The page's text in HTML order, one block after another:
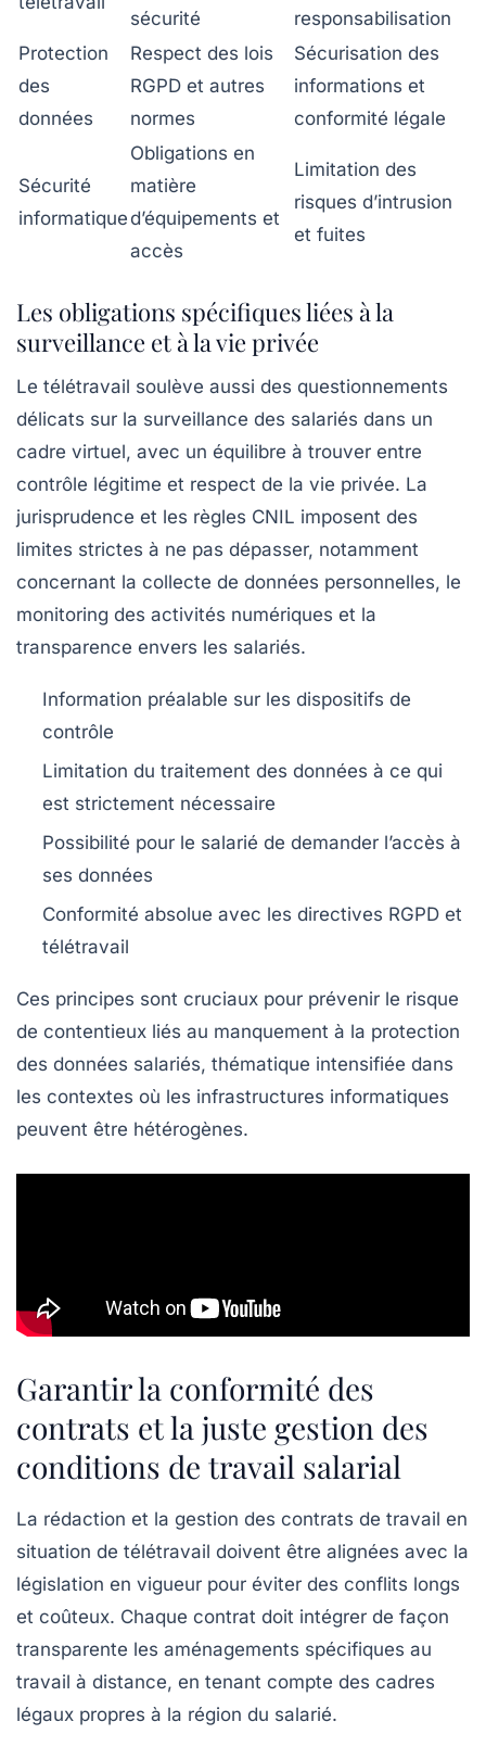
sécurité
responsabilisation
Protection
des
données
Respect des lois
RGPD et autres
normes
Sécurisation des
informations et
conformité légale
Sécurité
informatique
Obligations en
matière
d’équipements et
accès
Limitation des
risques d’intrusion
et fuites
Les obligations spécifiques liées à la
surveillance et à la vie privée
Le télétravail soulève aussi des questionnements
délicats sur la surveillance des salariés dans un
cadre virtuel, avec un équilibre à trouver entre
contrôle légitime et respect de la vie privée. La
jurisprudence et les règles CNIL imposent des
limites strictes à ne pas dépasser, notamment
concernant la collecte de données personnelles, le
monitoring des activités numériques et la
transparence envers les salariés.
Information préalable sur les dispositifs de
contrôle
Limitation du traitement des données à ce qui
est strictement nécessaire
Possibilité pour le salarié de demander l’accès à
ses données
Conformité absolue avec les directives RGPD et
télétravail
Ces principes sont cruciaux pour prévenir le risque
de contentieux liés au manquement à la protection
des données salariés, thématique intensifiée dans
les contextes où les infrastructures informatiques
peuvent être hétérogènes.
Garantir la conformité des
contrats et la juste gestion des
conditions de travail salarial
La rédaction et la gestion des contrats de travail en
situation de télétravail doivent être alignées avec la
législation en vigueur pour éviter des conflits longs
et coûteux. Chaque contrat doit intégrer de façon
transparente les aménagements spécifiques au
travail à distance, en tenant compte des cadres
légaux propres à la région du salarié.